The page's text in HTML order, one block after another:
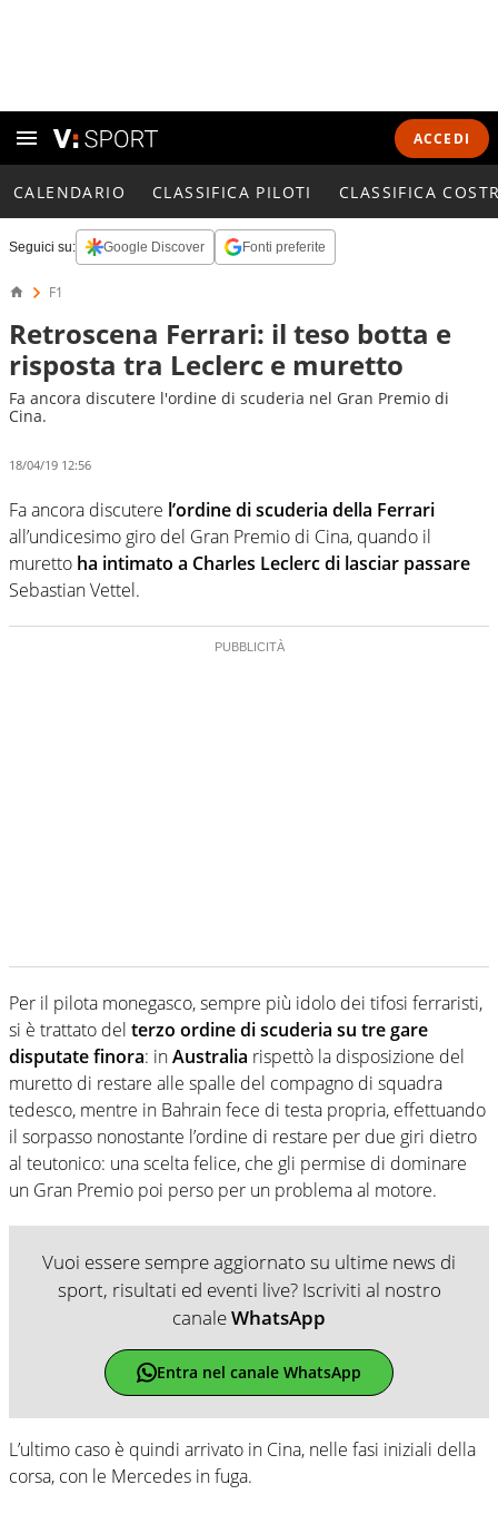
ACCEDI
CALENDARIO CLASSIFICA PILOTI CLASSIFICA
Seguici su: Google Discover Fonti preferite
F1
Retroscena Ferrari: il teso botta e
risposta tra Leclerc e muretto
Fa ancora discutere l'ordine di scuderia nel Gran Premio di
Cina.
18/04/19 12:56
Fa ancora discutere l’ordine di scuderia della Ferrari
all’undicesimo giro del Gran Premio di Cina, quando il
muretto ha intimato a Charles Leclerc di lasciar passare
Sebastian Vettel.
Per il pilota monegasco, sempre più idolo dei tifosi ferraristi,
si è trattato del terzo ordine di scuderia su tre gare
disputate finora: inAustralia rispettò la disposizione del
muretto di restare alle spalle del compagno di squadra
tedesco, mentre in Bahrain fece di testa propria, effettuando
il sorpasso nonostante l’ordine di restare per due giri dietro
al teutonico: una scelta felice, che gli permise di dominare
un Gran Premio poi perso per un problema al motore.
Vuoi essere sempre aggiornato su ultime news di
sport, risultati ed eventi live? Iscriviti al nostro
canaleWhatsApp
Entra nel canale WhatsApp
L’ultimo caso è quindi arrivato in Cina, nelle fasi iniziali della
corsa, con le Mercedes in fuga.